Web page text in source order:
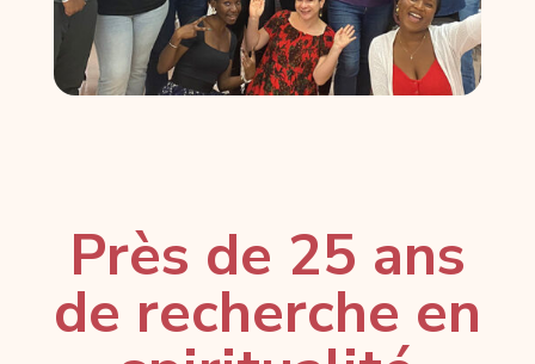
Près de 25 ans
de recherche en